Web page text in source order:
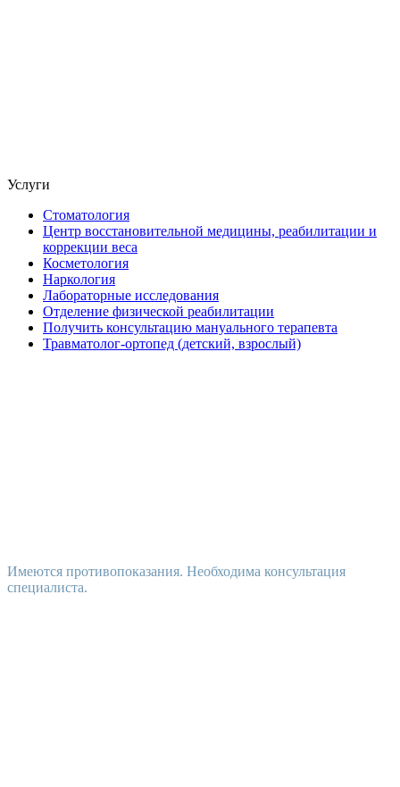
Услуги
Стоматология
Центр восстановительной медицины, реабилитации и
коррекции веса
Косметология
Наркология
Лабораторные исследования
Отделение физической реабилитации
Получить консультацию мануального терапевта
Травматолог-ортопед (детский, взрослый)
Имеются противопоказания. Необходима консультация
специалиста.